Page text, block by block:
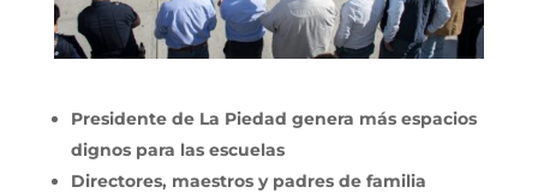
Presidente de La Piedad genera más espacios
dignos para las escuelas
Directores, maestros y padres de familia